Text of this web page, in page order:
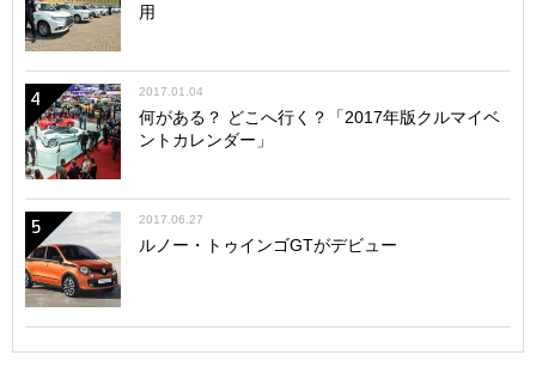
用
4 2017.01.04
何がある？ どこへ行く？「2017年版クルマイベ
ントカレンダー」
5 2017.06.27
ルノー・トゥインゴGTがデビュー